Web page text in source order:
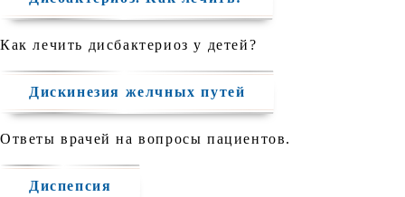
Как лечить дисбактериоз у детей?
Дискинезия желчных путей
Ответы врачей на вопросы пациентов.
Диспепсия